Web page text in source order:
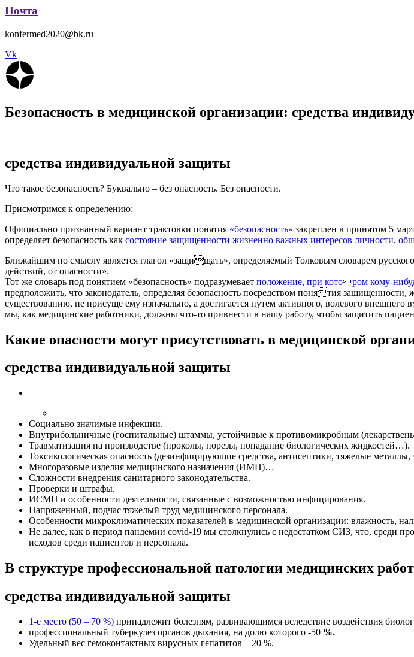
Почта
konfermed2020@bk.ru
Vk
Безопасность в медицинской организации: средства
средства индивидуальной защиты
Что такое безопасность? Буквально – без опасность. Без опасности.
Присмотримся к определению:
Официально признанный вариант трактовки понятия «безопасность» закреплен в принятом 5
определяет безопасность как состояние защищенности жизненно важных интересов личности,
Ближайшим по смыслу является глагол «защищать», определяемый Толковым словарем
действий, от опасности».
Тот же словарь под понятием «безопасность» подразумевает положение, при котором кому-
предположить, что законодатель, определяя безопасность посредством понятия
существованию, не присуще ему изначально, а достигается путем активного, волевого
мы, как медицинские работники, должны что-то привнести в нашу работу, чтобы защитить
Какие опасности могут присутствовать в медицинской
средства индивидуальной защиты
Социально значимые инфекции.
Внутрибольничные (госпитальные) штаммы, устойчивые к противомикробным
Травматизация на производстве (проколы, порезы, попадание биологических жидкостей…).
Токсикологическая опасность (дезинфицирующие средства, антисептики, тяжелые
Многоразовые изделия медицинского назначения (ИМН)…
Сложности внедрения санитарного законодательства.
Проверки и штрафы.
ИСМП и особенности деятельности, связанные с возможностью инфицирования.
Напряженный, подчас тяжелый труд медицинского персонала.
Особенности микроклиматических показателей в медицинской организации: влажность,
Не далее, как в период пандемии covid-19 мы столкнулись с недостатком СИЗ, что, среди
исходов среди пациентов и персонала.
В структуре профессиональной патологии медицинских
средства индивидуальной защиты
1-е место (50 – 70 %) принадлежит болезням, развивающимся вследствие воздействия
профессиональный туберкулез органов дыхания, на долю которого -50 %.
Удельный вес гемоконтактных вирусных гепатитов – 20 %.